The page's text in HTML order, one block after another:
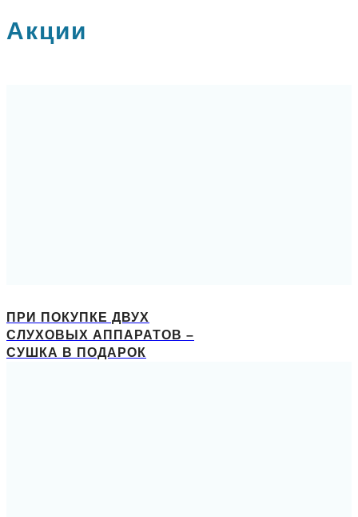
Акции
ПРИ ПОКУПКЕ ДВУХ
СЛУХОВЫХ АППАРАТОВ –
СУШКА В ПОДАРОК